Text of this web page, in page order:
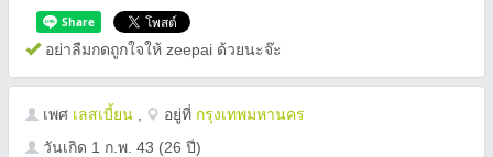
อย่าลืมกดถูกใจให้ zeepai ด้วยนะจ๊ะ
เพศ เลสเบี้ยน อยู่ที่ กรุงเทพมหานคร
วันเกิด 1 ก.พ. 43 (26 ปี)